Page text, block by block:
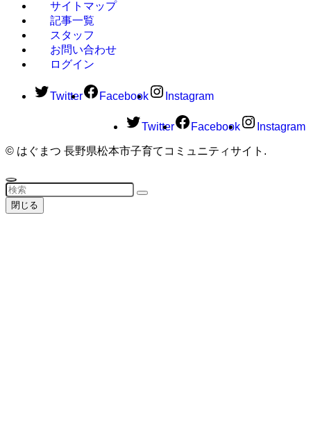
サイトマップ
記事一覧
スタッフ
お問い合わせ
ログイン
Twitter Facebook Instagram
Twitter Facebook Instagram
© はぐまつ 長野県松本市子育てコミュニティサイト.
閉じる